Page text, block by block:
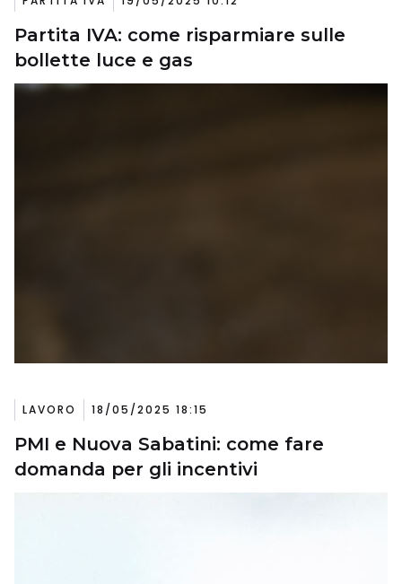
Partita IVA: come risparmiare sulle
bollette luce e gas
LAVORO 18/05/2025 18:15
PMI e Nuova Sabatini: come fare
domanda per gli incentivi